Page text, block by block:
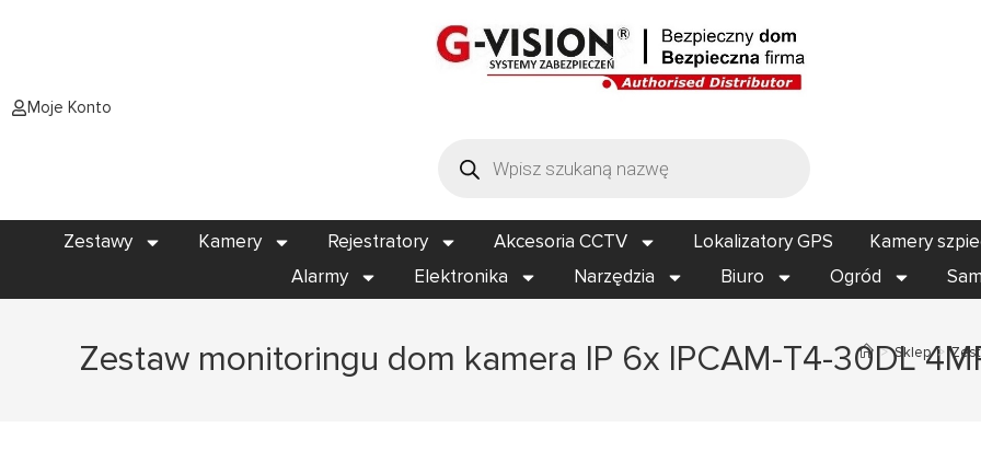
Moje Konto
Zestawy Kamery Rejestratory Akcesoria CCTV Lokalizatory GPS
Kamery
Alarmy
Elektronika Narzędzia Biuro Ogród
Zestaw monitoringu dom kamera IP 6x IPCAM-T4-30DL
> Sklep >